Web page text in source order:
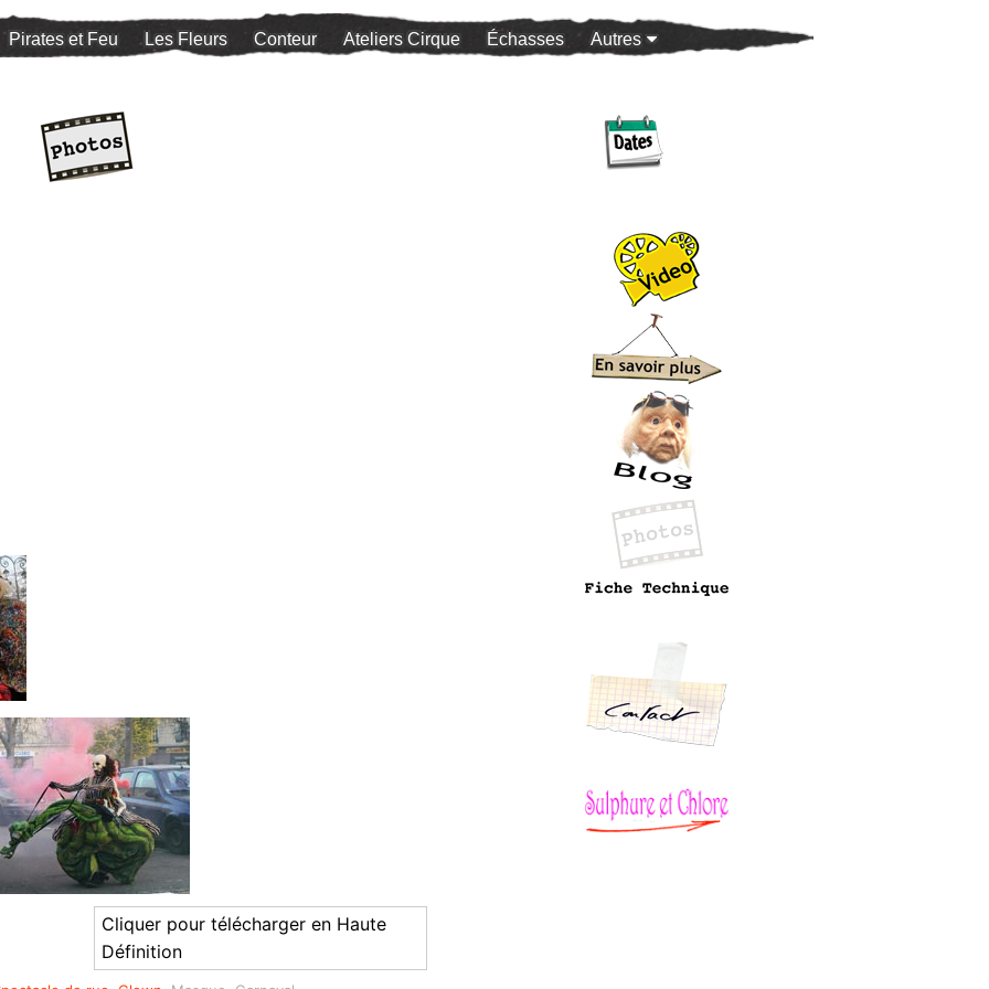
Pirates et Feu Les Fleurs Conteur Ateliers Cirque Échasses Autres
Halloween
Ehpad
MOBYLETTE & PASTAGA
PUNKS !
GRIBOUILLE et sa Fiancée
Galerie Photos
Cliquer pour télécharger en Haute
Définition